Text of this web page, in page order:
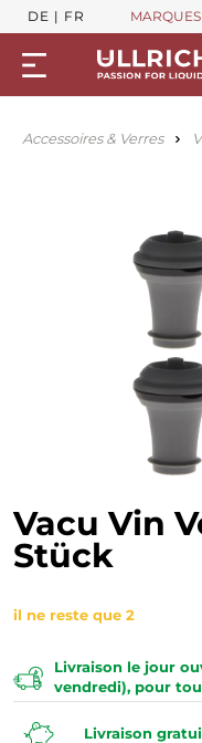
DE FR MARQUES
Accessoires & Verres
Vacu Vin
Stück
il ne reste que 2
Livraison le jour
vendredi), pour
Livraison